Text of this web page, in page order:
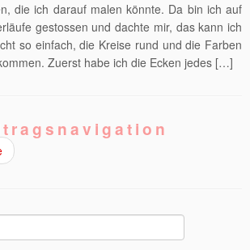
die ich darauf malen könnte. Da bin ich auf
gestossen und dachte mir, das kann ich
so einfach, die Kreise rund und die Farben
Zuerst habe ich die Ecken jedes […]